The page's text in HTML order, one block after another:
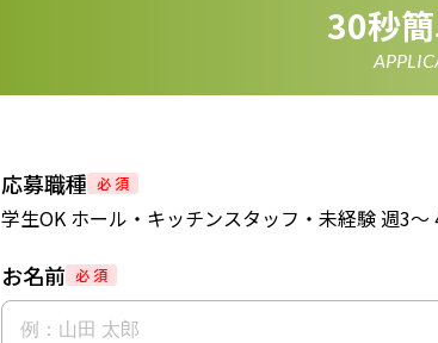
30秒
応募職種 必 須
学生OK ホール・キッチンスタッフ・未経験 週3～
お名前 必 須